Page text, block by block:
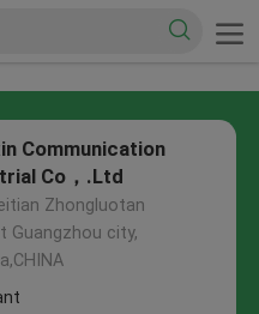
Communication
Industrial Co，.Ltd
Zhongluotan
Guangzhou city,